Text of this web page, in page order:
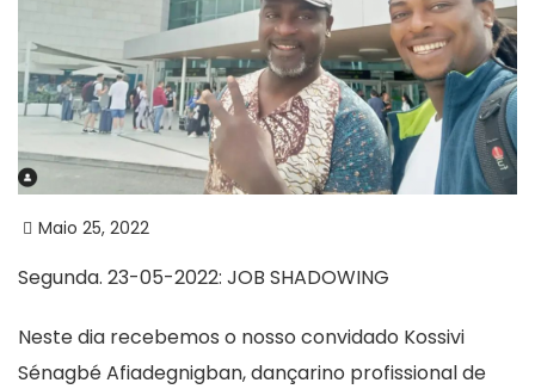
Maio 25, 2022
Segunda. 23-05-2022: JOB SHADOWING
Neste dia recebemos o nosso convidado Kossivi
Sénagbé Afiadegnigban, dançarino profissional de